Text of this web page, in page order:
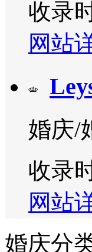
收录
网站
婚庆/
收录
网站
婚庆分